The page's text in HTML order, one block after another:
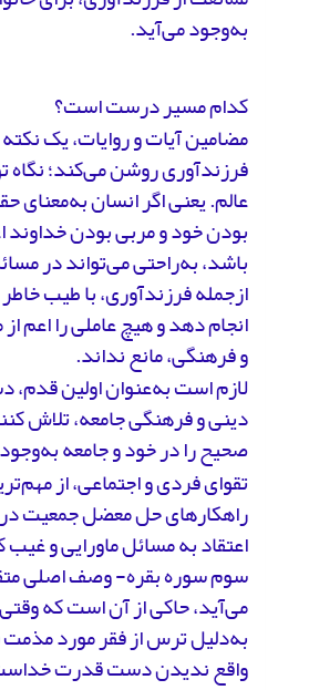
به‌وجود می‌آید.
کدام مسیر درست است؟
مضامین آیات و روایات، یک
فرزندآوری روشن می‌کند؛ نگاه
عالم. یعنی اگر انسان به‌معنای
بودن خود و مربی بودن خداوند
باشد، به‌راحتی می‌تواند در
ازجمله فرزندآوری، با طیب
انجام دهد و هیچ عاملی را اعم
و فرهنگی، مانع نداند.
لازم است به‌عنوان اولین قدم،
دینی و فرهنگی جامعه، تلاش
صحیح را در خود و جامعه
تقوای فردی و اجتماعی، از
راهکارهای حل معضل جمعیت
اعتقاد به مسائل ماورایی و
سوم سوره بقره- وصف اصلی
می‌آید، حاکی از آن است که
به‌دلیل ترس از فقر مورد
واقع ندیدن دست قدرت